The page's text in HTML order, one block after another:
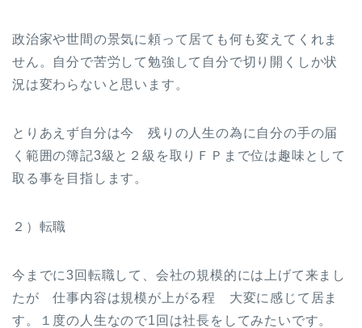
政治家や世間の景気に頼って居ても何も変えてくれま
せん。自分で苦労して勉強して自分で切り開くしか状
況は変わらないと思います。
とりあえず自分は今 残りの人生の為に自分の手の届
く範囲の簿記3級と２級を取りＦＰまで位は趣味として
取る事を目指します。
２）転職
今までに3回転職して、会社の規模的には上げて来まし
たが 仕事内容は規模が上がる程 大変に感じて居ま
す。１度の人生なので1回は社長をしてみたいです。